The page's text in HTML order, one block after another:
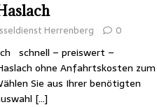
Herrenberg 0
schnell – preiswert –
ohne Anfahrtskosten zum
Sie aus Ihrer benötigten
[…]